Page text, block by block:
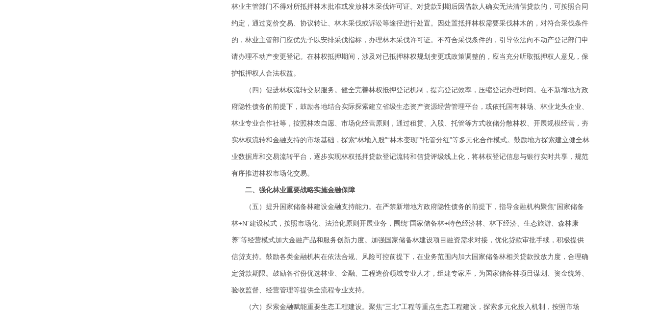
林业主管部门不得对所抵押林木批准或发放林木采伐许可证。对贷款到期后因借款人确实无法清偿贷款的，可按照合同
约定，通过竞价交易、协议转让、林木采伐或诉讼等途径进行处置。因处置抵押林权需要采伐林木的，对符合采伐条件
的，林业主管部门应优先予以安排采伐指标，办理林木采伐许可证。不符合采伐条件的，引导依法向不动产登记部门申
请办理不动产变更登记。在林权抵押期间，涉及对已抵押林权规划变更或政策调整的，应当充分听取抵押权人意见，保
护抵押权人合法权益。
（四）促进林权流转交易服务。健全完善林权抵押登记机制，提高登记效率，压缩登记办理时间。在不新增地方政
府隐性债务的前提下，鼓励各地结合实际探索建立省级生态资产资源经营管理平台，或依托国有林场、林业龙头企业、
林业专业合作社等，按照林农自愿、市场化经营原则，通过租赁、入股、托管等方式收储分散林权、开展规模经营，夯
实林权流转和金融支持的市场基础，探索“林地入股”“林木变现”“托管分红”等多元化合作模式。鼓励地方探索建立健全林
业数据库和交易流转平台，逐步实现林权抵押贷款登记流转和信贷评级线上化，将林权登记信息与银行实时共享，规范
有序推进林权市场化交易。
二、强化林业重要战略实施金融保障
（五）提升国家储备林建设金融支持能力。在严禁新增地方政府隐性债务的前提下，指导金融机构聚焦“国家储备
林+N”建设模式，按照市场化、法治化原则开展业务，围绕“国家储备林+特色经济林、林下经济、生态旅游、森林康
养”等经营模式加大金融产品和服务创新力度。加强国家储备林建设项目融资需求对接，优化贷款审批手续，积极提供
信贷支持。鼓励各类金融机构在依法合规、风险可控前提下，在业务范围内加大国家储备林相关贷款投放力度，合理确
定贷款期限。鼓励各省份优选林业、金融、工程造价领域专业人才，组建专家库，为国家储备林项目谋划、资金统筹、
验收监督、经营管理等提供全流程专业支持。
（六）探索金融赋能重要生态工程建设。聚焦“三北”工程等重点生态工程建设，探索多元化投入机制，按照市场